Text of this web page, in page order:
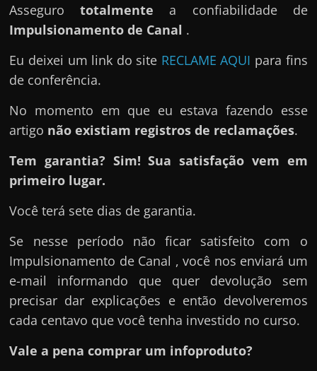
Assegurototalmente a confiabilidade de
Impulsionamento de Canal .
Eu deixei um link do site RECLAME AQUI para fins
de conferência.
No momento em que eu estava fazendo esse
artigo não existiam registros de reclamações.
Tem garantia? Sim! Sua satisfação vem em
primeiro lugar.
Você terá sete dias de garantia.
Se nesse período não ficar satisfeito com o
Impulsionamento de Canal , você nos enviará um
e-mail informando que quer devolução sem
precisar dar explicações e então devolveremos
cada centavo que você tenha investido no curso.
Vale a pena comprar um infoproduto?